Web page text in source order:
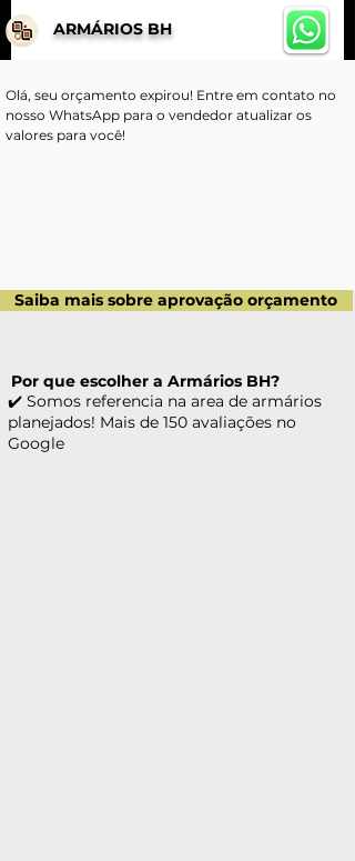
ARMÁRIOS BH
Olá, seu orçamento expirou! Entre em contato no
nosso WhatsApp para o vendedor atualizar os
valores para você!
Saiba mais sobre aprovação orçamento
✔️ Somos referencia na area de armários
planejados! Mais de 150 avaliações no
Google
Por que escolher a Armários BH?